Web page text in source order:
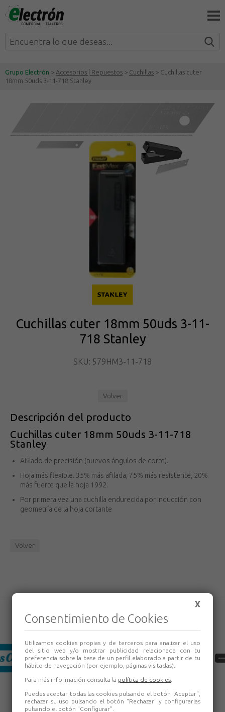
Grupo Electrón > Accesorios | Repuestos > Cuchillas > Cuchillas cuter
18mm 50uds 3-11-718 Stanley
Cuchillas cuter 18mm 50uds 3-11-
718 Stanley
SKU: 579HM3-11-718
Volver
Descripción del producto
Cuchillas cuter 18mm 50uds 3-11-718
Stanley
Afilado de precisión (nuevos ángulos de corte).
Hoja más flexible. 35% más afilada, 75% más resistente, 20%
más fuerte que la hoja 1992.
Por primera vez una cuchilla endurecida por inducción con
geometría de la hoja cortante
Volver
X
Consentimiento de Cookies
Utilizamos cookies propias y de terceros para analizar el uso
del sitio web y/o mostrar publicidad relacionada con tu
preferencia sobre la base de un perfil elaborado a partir de tu
hábito de navegación (por ejemplo, páginas visitadas).
Para más información consulta la política de cookies
Puedes aceptar todas las cookies pulsando el botón "Aceptar",
rechazar su uso pulsando el botón "Rechazar" y configurarlas
pulsando el botón "Configurar".